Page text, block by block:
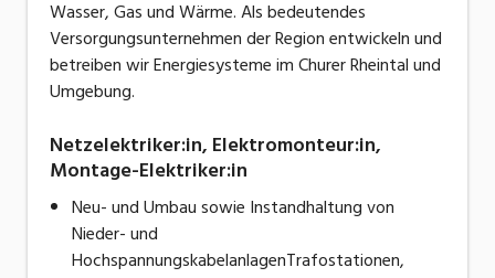
Wasser, Gas und Wärme. Als bedeutendes
Versorgungsunternehmen der Region entwickeln und
betreiben wir Energiesysteme im Churer Rheintal und
Umgebung.
Netzelektriker:in, Elektromonteur:in,
Montage-Elektriker:in
Neu- und Umbau sowie Instandhaltung von
Nieder- und
HochspannungskabelanlagenTrafostationen,